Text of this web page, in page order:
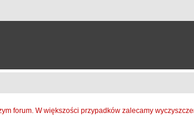
forum. W większości przypadków zalecamy